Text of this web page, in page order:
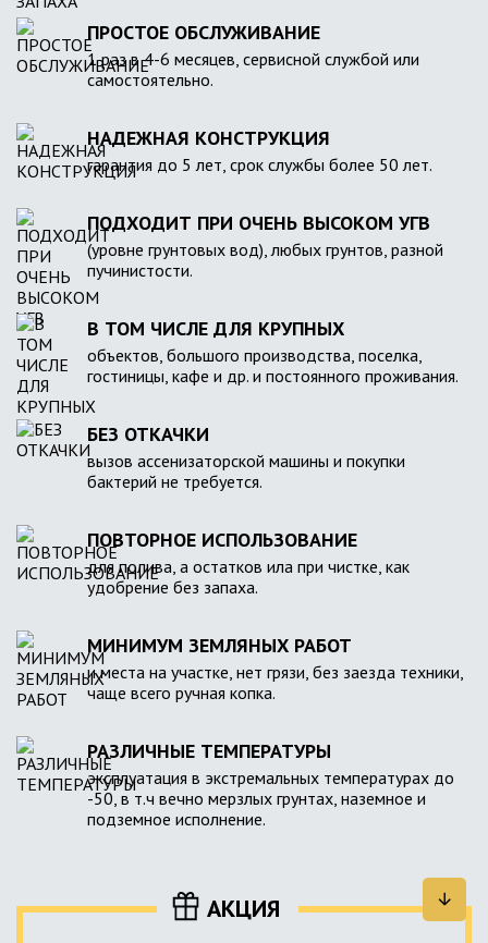
ПРОСТОЕ ОБСЛУЖИВАНИЕ
1 раз в 4-6 месяцев, сервисной службой или
самостоятельно.
НАДЕЖНАЯ КОНСТРУКЦИЯ
гарантия до 5 лет, срок службы более 50 лет.
ПОДХОДИТ ПРИ ОЧЕНЬ ВЫСОКОМ УГВ
(уровне грунтовых вод), любых грунтов, разной
пучинистости.
В ТОМ ЧИСЛЕ ДЛЯ КРУПНЫХ
объектов, большого производства, поселка,
гостиницы, кафе и др. и постоянного проживания.
БЕЗ ОТКАЧКИ
вызов ассенизаторской машины и покупки
бактерий не требуется.
ПОВТОРНОЕ ИСПОЛЬЗОВАНИЕ
для полива, а остатков ила при чистке, как
удобрение без запаха.
МИНИМУМ ЗЕМЛЯНЫХ РАБОТ
и места на участке, нет грязи, без заезда техники,
чаще всего ручная копка.
РАЗЛИЧНЫЕ ТЕМПЕРАТУРЫ
эксплуатация в экстремальных температурах до
-50, в т.ч вечно мерзлых грунтах, наземное и
подземное исполнение.
АКЦИЯ